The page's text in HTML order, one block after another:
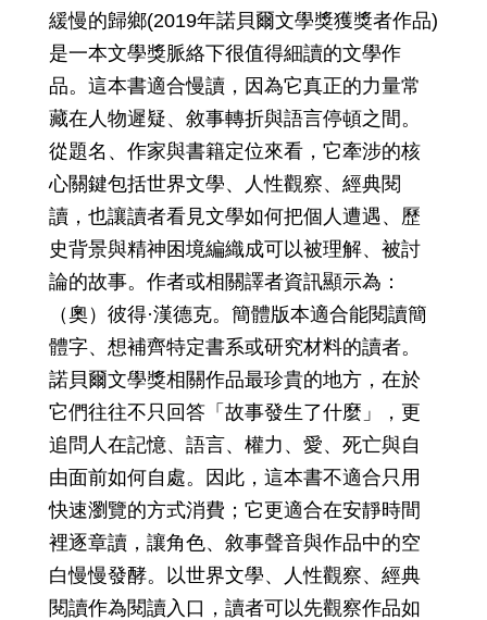
緩慢的歸鄉(2019年諾貝爾文學獎獲獎者作品)
是一本文學獎脈絡下很值得細讀的文學作
品。這本書適合慢讀，因為它真正的力量常
藏在人物遲疑、敘事轉折與語言停頓之間。
從題名、作家與書籍定位來看，它牽涉的核
心關鍵包括世界文學、人性觀察、經典閱
讀，也讓讀者看見文學如何把個人遭遇、歷
史背景與精神困境編織成可以被理解、被討
論的故事。作者或相關譯者資訊顯示為：
（奧）彼得·漢德克。簡體版本適合能閱讀簡
體字、想補齊特定書系或研究材料的讀者。
諾貝爾文學獎相關作品最珍貴的地方，在於
它們往往不只回答「故事發生了什麼」，更
追問人在記憶、語言、權力、愛、死亡與自
由面前如何自處。因此，這本書不適合只用
快速瀏覽的方式消費；它更適合在安靜時間
裡逐章讀，讓角色、敘事聲音與作品中的空
白慢慢發酵。以世界文學、人性觀察、經典
閱讀作為閱讀入口，讀者可以先觀察作品如